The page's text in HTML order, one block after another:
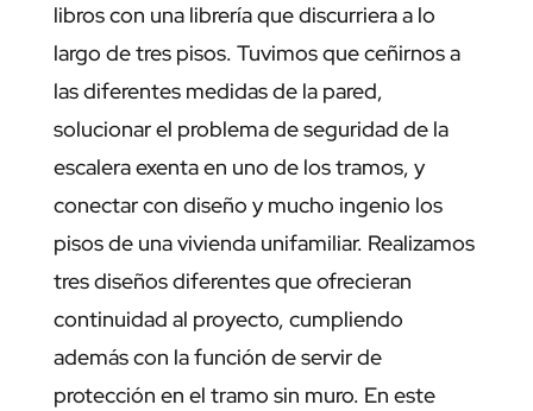
libros con una librería que discurriera a lo
largo de tres pisos. Tuvimos que ceñirnos a
las diferentes medidas de la pared,
solucionar el problema de seguridad de la
escalera exenta en uno de los tramos, y
conectar con diseño y mucho ingenio los
pisos de una vivienda unifamiliar. Realizamos
tres diseños diferentes que ofrecieran
continuidad al proyecto, cumpliendo
además con la función de servir de
protección en el tramo sin muro. En este